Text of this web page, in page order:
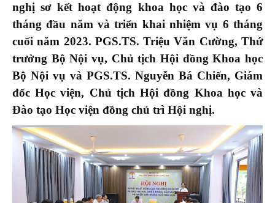
nghị sơ kết hoạt động khoa học và đào tạo 6
tháng đầu năm và triển khai nhiệm vụ 6 tháng
cuối năm 2023. PGS.TS. Triệu Văn Cường, Thứ
trưởng Bộ Nội vụ, Chủ tịch Hội đồng Khoa học
Bộ Nội vụ và PGS.TS. Nguyễn Bá Chiến, Giám
đốc Học viện, Chủ tịch Hội đồng Khoa học và
Đào tạo Học viện đồng chủ trì Hội nghị.